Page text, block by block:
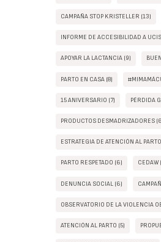
CAMPAÑA STOP KRISTELLER (13)
INFORME DE ACCESIBILIDAD A
APOYAR LA LACTANCIA (9)
PARTO EN CASA (8)
15 ANIVERSARIO (7) PÉRDIDA
PRODUCTOS DESMADRIZADORES
ESTRATEGIA DE ATENCIÓN AL
PARTO RESPETADO (6) CEDAW
DENUNCIA SOCIAL (6)
OBSERVATORIO DE LA VIOLENCIA
ATENCIÓN AL PARTO (5)